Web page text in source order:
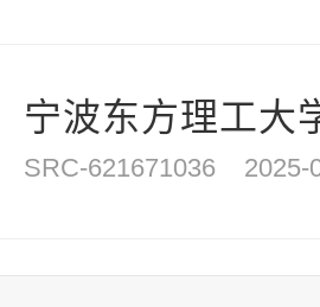
宁波东方理工大
SRC-621671036 2025-